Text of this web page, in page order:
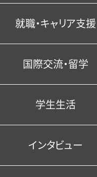
各種保険・学内美化
沿革
3つのポリシー
公表情報
公表情報
キャンパス・施設
学部・学科・コース
経済学科
経済学科の紹介
地域経済デザインコース
経営学科
経営学科の紹介
教員紹介
就職・キャリア支援
キャリア教育
就職実績
就職⽀援プログラム
国際交流・留学
国際交流・留学
学生生活
学生生活
インタビュー